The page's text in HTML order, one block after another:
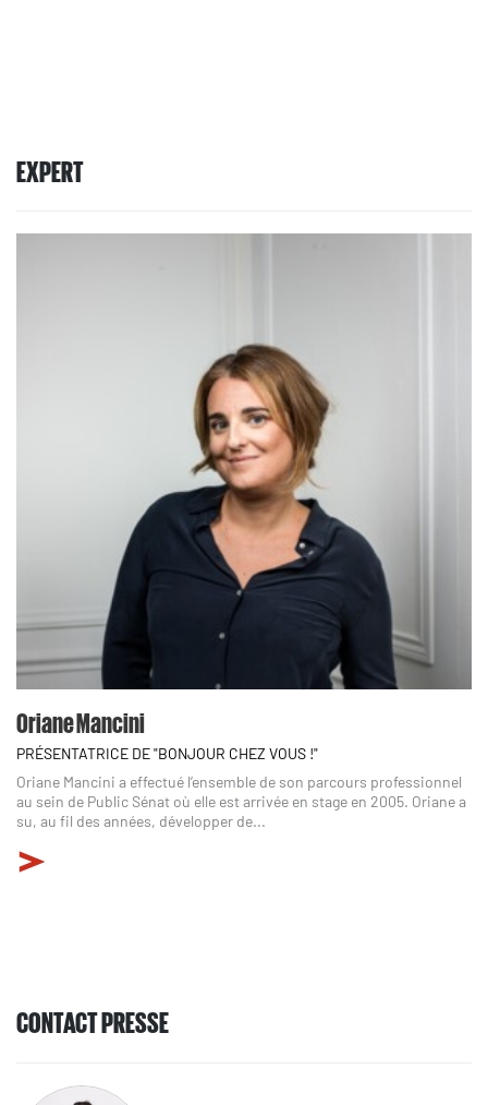
EXPERT
Oriane Mancini
PRÉSENTATRICE DE "BONJOUR CHEZ VOUS !"
Oriane Mancini a effectué l’ensemble de son parcours professionnel
au sein de Public Sénat où elle est arrivée en stage en 2005. Oriane a
su, au fil des années, développer de...
CONTACT PRESSE